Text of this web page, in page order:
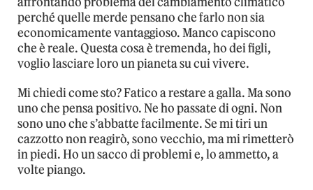
perché quelle merde pensano che farlo non sia
economicamente vantaggioso. Manco capiscono
che è reale. Questa cosa è tremenda, ho dei figli,
voglio lasciare loro un pianeta su cui vivere.
Mi chiedi come sto? Fatico a restare a galla. Ma sono
uno che pensa positivo. Ne ho passate di ogni. Non
sono uno che s’abbatte facilmente. Se mi tiri un
cazzotto non reagirò, sono vecchio, ma mi rimetterò
in piedi. Ho un sacco di problemi e, lo ammetto, a
volte piango.